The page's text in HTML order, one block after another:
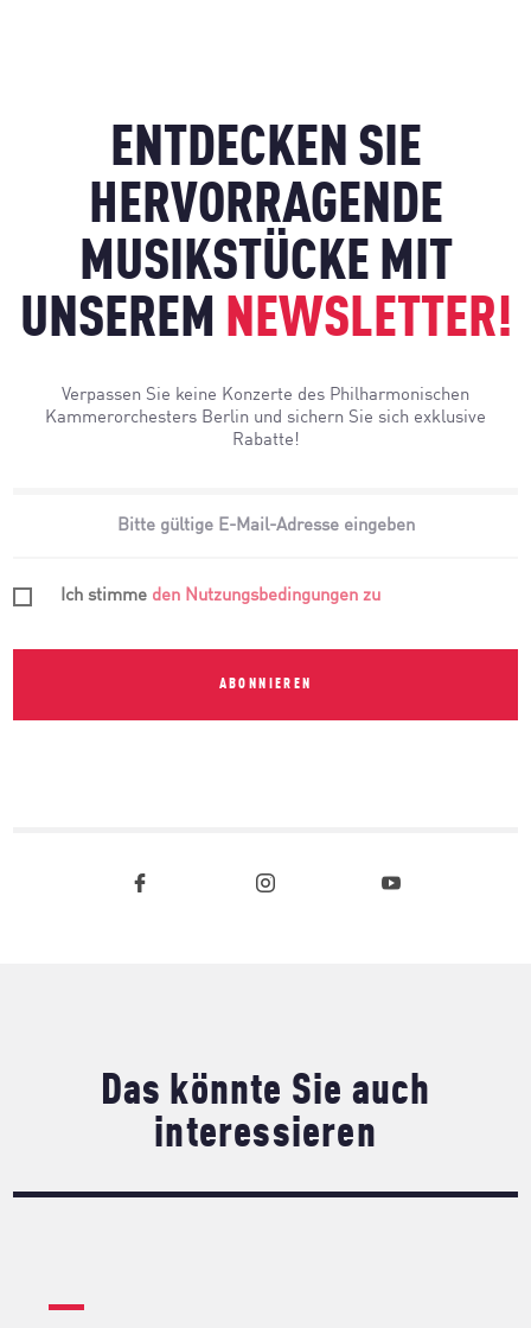
ENTDECKEN SIE
HERVORRAGENDE
MUSIKSTÜCKE MIT
UNSEREM NEWSLETTER!
Verpassen Sie keine Konzerte des Philharmonischen
Kammerorchesters Berlin und sichern Sie sich exklusive
Rabatte!
Ich stimme den Nutzungsbedingungen zu
ABONNIEREN
Das könnte Sie auch
interessieren